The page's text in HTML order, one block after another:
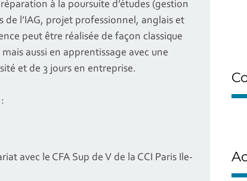
à la poursuite d’études (gestion
l’IAG, projet professionnel, anglais et
peut être réalisée de façon classique
aussi en apprentissage avec une
et de 3 jours en entreprise.
avec le CFA Sup de V de la CCI Paris Ile-